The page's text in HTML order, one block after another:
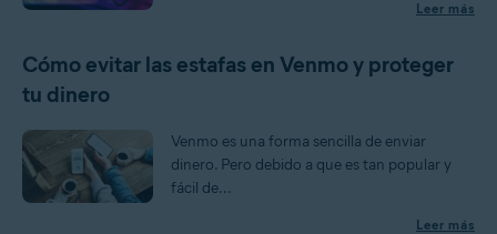
Leer más
Cómo evitar las estafas en Venmo y proteger
tu dinero
Venmo es una forma sencilla de enviar
dinero. Pero debido a que es tan popular y
fácil de...
Leer más